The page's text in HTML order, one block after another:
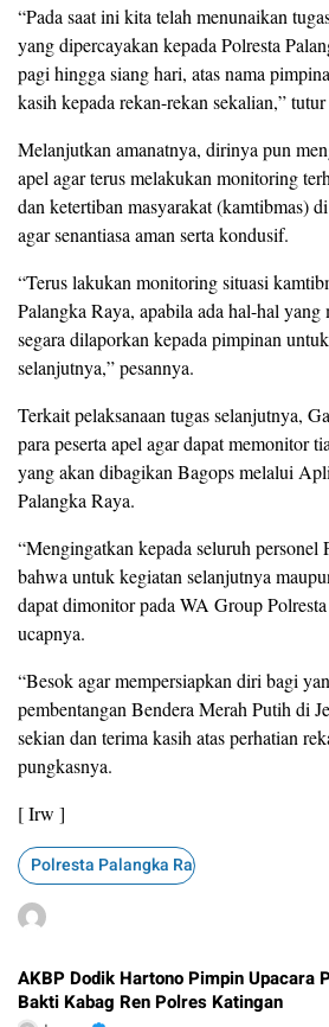
“Pada saat ini kita telah menunaikan
yang dipercayakan kepada Polresta
pagi hingga siang hari, atas nama
kasih kepada rekan-rekan sekalian,”
Melanjutkan amanatnya, dirinya pun
apel agar terus melakukan monitoring
dan ketertiban masyarakat (kamtibmas)
agar senantiasa aman serta kondusif.
“Terus lakukan monitoring situasi
Palangka Raya, apabila ada hal-hal yang
segara dilaporkan kepada pimpinan
selanjutnya,” pesannya.
Terkait pelaksanaan tugas selanjutnya,
para peserta apel agar dapat memonitor
yang akan dibagikan Bagops melalui
Palangka Raya.
“Mengingatkan kepada seluruh personel
bahwa untuk kegiatan selanjutnya
dapat dimonitor pada WA Group
ucapnya.
“Besok agar mempersiapkan diri bagi
pembentangan Bendera Merah Putih di
sekian dan terima kasih atas perhatian
pungkasnya.
[ Irw ]
Polresta Palangka Raya
AKBP Dodik Hartono Pimpin Upacara
Bakti Kabag Ren Polres Katingan